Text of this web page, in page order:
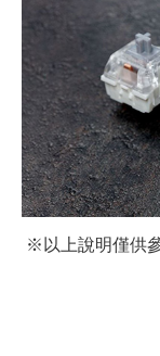
※以上說明僅供